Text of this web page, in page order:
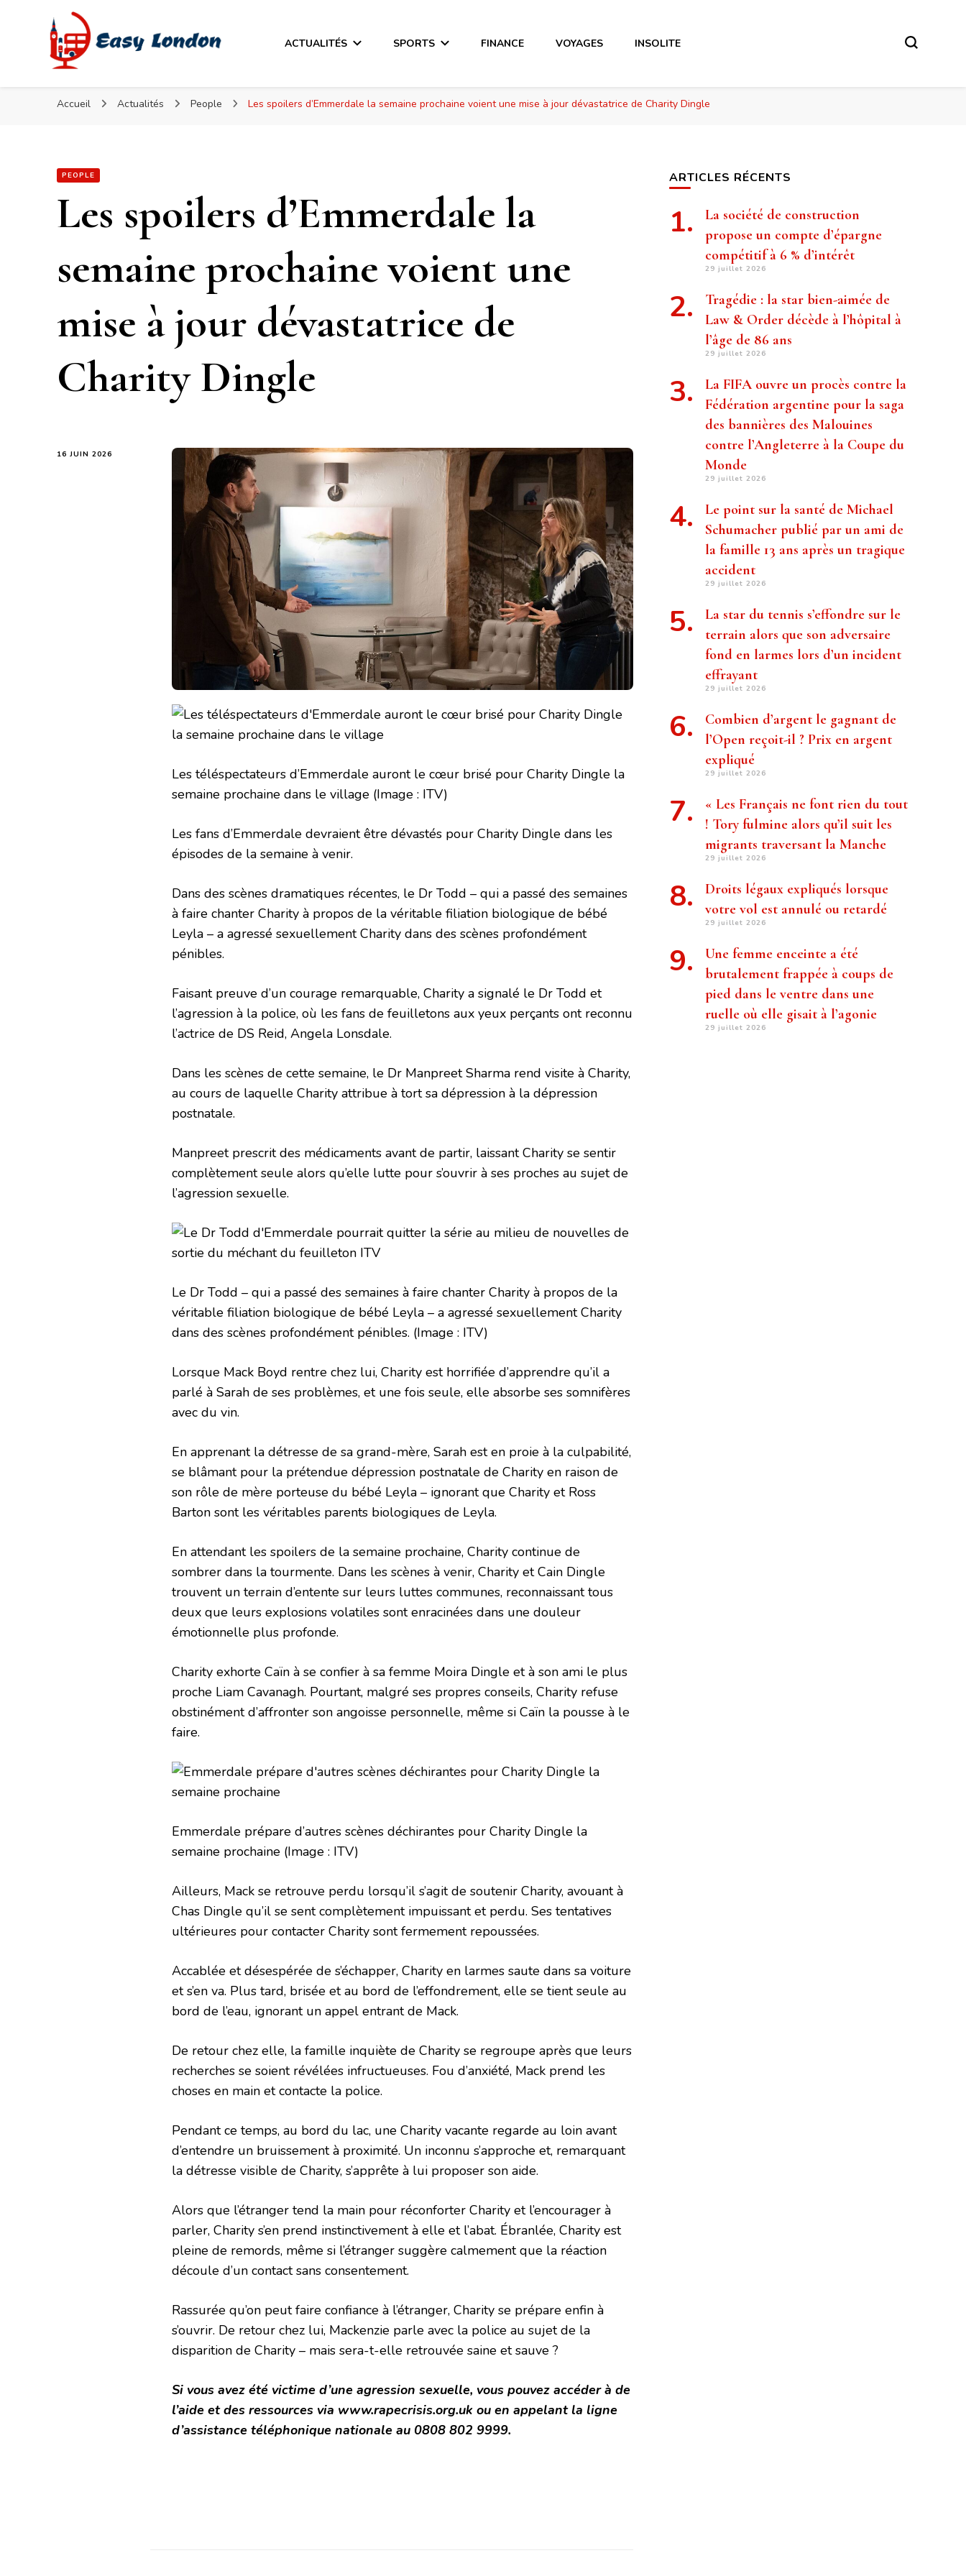
Easy London
Easy London
ACTUALITÉS SPORTS FINANCE VOYAGES INSOLITE
Accueil Actualités People Les spoilers d’Emmerdale la semaine prochaine voient une mise à jour dévastatrice de Charity Dingle
PEOPLE
Les spoilers d’Emmerdale la
semaine prochaine voient une
mise à jour dévastatrice de
Charity Dingle
16 JUIN 2026
Les téléspectateurs d’Emmerdale auront le cœur brisé pour Charity Dingle la
semaine prochaine dans le village (Image : ITV)
Les fans d’Emmerdale devraient être dévastés pour Charity Dingle dans les
épisodes de la semaine à venir.
Dans des scènes dramatiques récentes, le Dr Todd – qui a passé des semaines
à faire chanter Charity à propos de la véritable filiation biologique de bébé
Leyla – a agressé sexuellement Charity dans des scènes profondément
pénibles.
Faisant preuve d’un courage remarquable, Charity a signalé le Dr Todd et
l’agression à la police, où les fans de feuilletons aux yeux perçants ont reconnu
l’actrice de DS Reid, Angela Lonsdale.
Dans les scènes de cette semaine, le Dr Manpreet Sharma rend visite à Charity,
au cours de laquelle Charity attribue à tort sa dépression à la dépression
postnatale.
Manpreet prescrit des médicaments avant de partir, laissant Charity se sentir
complètement seule alors qu’elle lutte pour s’ouvrir à ses proches au sujet de
l’agression sexuelle.
Le Dr Todd – qui a passé des semaines à faire chanter Charity à propos de la
véritable filiation biologique de bébé Leyla – a agressé sexuellement Charity
dans des scènes profondément pénibles. (Image : ITV)
Lorsque Mack Boyd rentre chez lui, Charity est horrifiée d’apprendre qu’il a
parlé à Sarah de ses problèmes, et une fois seule, elle absorbe ses somnifères
avec du vin.
En apprenant la détresse de sa grand-mère, Sarah est en proie à la culpabilité,
se blâmant pour la prétendue dépression postnatale de Charity en raison de
son rôle de mère porteuse du bébé Leyla – ignorant que Charity et Ross
Barton sont les véritables parents biologiques de Leyla.
En attendant les spoilers de la semaine prochaine, Charity continue de
sombrer dans la tourmente. Dans les scènes à venir, Charity et Cain Dingle
trouvent un terrain d’entente sur leurs luttes communes, reconnaissant tous
deux que leurs explosions volatiles sont enracinées dans une douleur
émotionnelle plus profonde.
Charity exhorte Caïn à se confier à sa femme Moira Dingle et à son ami le plus
proche Liam Cavanagh. Pourtant, malgré ses propres conseils, Charity refuse
obstinément d’affronter son angoisse personnelle, même si Caïn la pousse à le
faire.
Emmerdale prépare d’autres scènes déchirantes pour Charity Dingle la
semaine prochaine (Image : ITV)
Ailleurs, Mack se retrouve perdu lorsqu’il s’agit de soutenir Charity, avouant à
Chas Dingle qu’il se sent complètement impuissant et perdu. Ses tentatives
ultérieures pour contacter Charity sont fermement repoussées.
Accablée et désespérée de s’échapper, Charity en larmes saute dans sa voiture
et s’en va. Plus tard, brisée et au bord de l’effondrement, elle se tient seule au
bord de l’eau, ignorant un appel entrant de Mack.
De retour chez elle, la famille inquiète de Charity se regroupe après que leurs
recherches se soient révélées infructueuses. Fou d’anxiété, Mack prend les
choses en main et contacte la police.
Pendant ce temps, au bord du lac, une Charity vacante regarde au loin avant
d’entendre un bruissement à proximité. Un inconnu s’approche et, remarquant
la détresse visible de Charity, s’apprête à lui proposer son aide.
Alors que l’étranger tend la main pour réconforter Charity et l’encourager à
parler, Charity s’en prend instinctivement à elle et l’abat. Ébranlée, Charity est
pleine de remords, même si l’étranger suggère calmement que la réaction
découle d’un contact sans consentement.
Rassurée qu’on peut faire confiance à l’étranger, Charity se prépare enfin à
s’ouvrir. De retour chez lui, Mackenzie parle avec la police au sujet de la
disparition de Charity – mais sera-t-elle retrouvée saine et sauve ?
Si vous avez été victime d’une agression sexuelle, vous pouvez accéder à de
l’aide et des ressources via www.rapecrisis.org.uk ou en appelant la ligne
d’assistance téléphonique nationale au 0808 802 9999.
ARTICLES RÉCENTS
La société de construction
propose un compte d’épargne
compétitif à 6 % d’intérêt
29 juillet 2026
Tragédie : la star bien-aimée de
Law & Order décède à l’hôpital à
l’âge de 86 ans
29 juillet 2026
La FIFA ouvre un procès contre la
Fédération argentine pour la saga
des bannières des Malouines
contre l’Angleterre à la Coupe du
Monde
29 juillet 2026
Le point sur la santé de Michael
Schumacher publié par un ami de
la famille 13 ans après un tragique
accident
29 juillet 2026
La star du tennis s’effondre sur le
terrain alors que son adversaire
fond en larmes lors d’un incident
effrayant
29 juillet 2026
Combien d’argent le gagnant de
l’Open reçoit-il ? Prix ​​en argent
expliqué
29 juillet 2026
« Les Français ne font rien du tout
! Tory fulmine alors qu’il suit les
migrants traversant la Manche
29 juillet 2026
Droits légaux expliqués lorsque
votre vol est annulé ou retardé
29 juillet 2026
Une femme enceinte a été
brutalement frappée à coups de
pied dans le ventre dans une
ruelle où elle gisait à l’agonie
29 juillet 2026